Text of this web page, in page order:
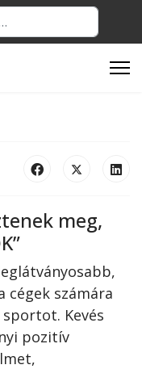
Type 2 or more
meg,
cégek számára
Kevés
pozitív